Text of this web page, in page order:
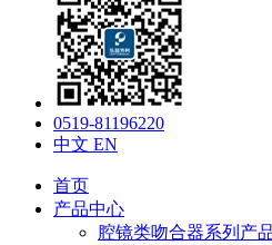
0519-81196220
中文 EN
首页
产品中心
腔镜类吻合器系列产